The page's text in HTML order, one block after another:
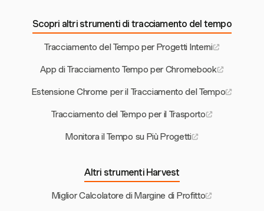
Scopri altri strumenti di tracciamento del tempo
Tracciamento del Tempo per Progetti Interni
App di Tracciamento Tempo per Chromebook
Estensione Chrome per il Tracciamento del Tempo
Tracciamento del Tempo per il Trasporto
Monitora il Tempo su Più Progetti
Altri strumenti Harvest
Miglior Calcolatore di Margine di Profitto